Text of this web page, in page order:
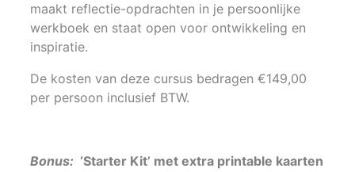
maakt reflectie-opdrachten in je persoonlijke
werkboek en staat open voor ontwikkeling en
inspiratie.
De kosten van deze cursus bedragen €149,00
per persoon inclusief BTW.
Bonus: ‘Starter Kit’ met extra printable kaarten